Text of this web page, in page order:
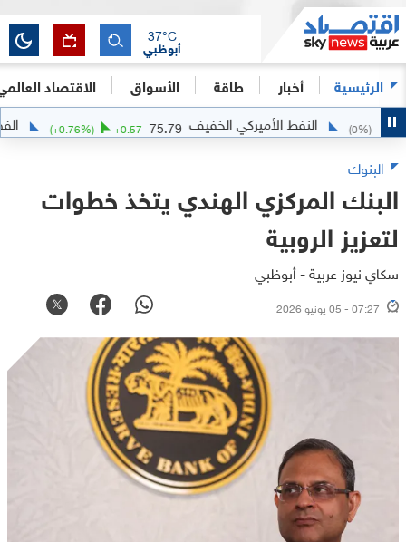
الرئيسية أخبار طاقة الأسواق الاقتصاد
أبوظبي
37°C
(0 النفط الأميركي الخفيف 75.79
+0.57
(+ 0.76%) الفضة
البنوك
البنك المركزي الهندي يتخذ خطوات
لتعزيز الروبية
سكاي نيوز عربية - أبوظبي
07:27 - 05 يونيو 2026